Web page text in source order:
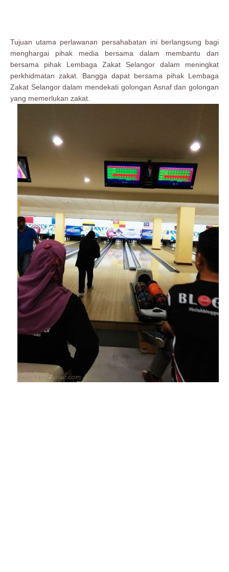
Tujuan utama perlawanan persahabatan ini berlangsung bagi
menghargai pihak media bersama dalam membantu dan
bersama pihak Lembaga Zakat Selangor dalam meningkat
perkhidmatan zakat. Bangga dapat bersama pihak Lembaga
Zakat Selangor dalam mendekati golongan Asnaf dan golongan
yang memerlukan zakat.